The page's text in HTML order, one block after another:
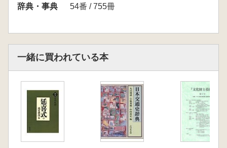
辞典・事典
54番 / 755冊
一緒に買われている本